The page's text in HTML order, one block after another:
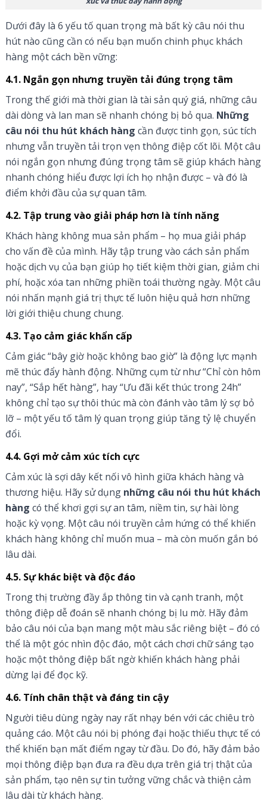
Dưới đây là 6 yếu tố quan trọng mà bất kỳ câu nói thu
hút nào cũng cần có nếu bạn muốn chinh phục khách
hàng một cách bền vững:
4.1. Ngắn gọn nhưng truyền tải đúng trọng tâm
Trong thế giới mà thời gian là tài sản quý giá, những câu
dài dòng và lan man sẽ nhanh chóng bị bỏ qua. Những
câu nói thu hút khách hàng cần được tinh gọn, súc tích
nhưng vẫn truyền tải trọn vẹn thông điệp cốt lõi. Một câu
nói ngắn gọn nhưng đúng trọng tâm sẽ giúp khách hàng
nhanh chóng hiểu được lợi ích họ nhận được – và đó là
điểm khởi đầu của sự quan tâm.
4.2. Tập trung vào giải pháp hơn là tính năng
Khách hàng không mua sản phẩm – họ mua giải pháp
cho vấn đề của mình. Hãy tập trung vào cách sản phẩm
hoặc dịch vụ của bạn giúp họ tiết kiệm thời gian, giảm chi
phí, hoặc xóa tan những phiền toái thường ngày. Một câu
nói nhấn mạnh giá trị thực tế luôn hiệu quả hơn những
lời giới thiệu chung chung.
4.3. Tạo cảm giác khẩn cấp
Cảm giác “bây giờ hoặc không bao giờ” là động lực mạnh
mẽ thúc đẩy hành động. Những cụm từ như “Chỉ còn hôm
nay”, “Sắp hết hàng”, hay “Ưu đãi kết thúc trong 24h”
không chỉ tạo sự thôi thúc mà còn đánh vào tâm lý sợ bỏ
lỡ – một yếu tố tâm lý quan trọng giúp tăng tỷ lệ chuyển
đổi.
4.4. Gợi mở cảm xúc tích cực
Cảm xúc là sợi dây kết nối vô hình giữa khách hàng và
thương hiệu. Hãy sử dụng những câu nói thu hút khách
hàng có thể khơi gợi sự an tâm, niềm tin, sự hài lòng
hoặc kỳ vọng. Một câu nói truyền cảm hứng có thể khiến
khách hàng không chỉ muốn mua – mà còn muốn gắn bó
lâu dài.
4.5. Sự khác biệt và độc đáo
Trong thị trường đầy ắp thông tin và cạnh tranh, một
thông điệp dễ đoán sẽ nhanh chóng bị lu mờ. Hãy đảm
bảo câu nói của bạn mang một màu sắc riêng biệt – đó có
thể là một góc nhìn độc đáo, một cách chơi chữ sáng tạo
hoặc một thông điệp bất ngờ khiến khách hàng phải
dừng lại để đọc kỹ.
4.6. Tính chân thật và đáng tin cậy
Người tiêu dùng ngày nay rất nhạy bén với các chiêu trò
quảng cáo. Một câu nói bị phóng đại hoặc thiếu thực tế có
thể khiến bạn mất điểm ngay từ đầu. Do đó, hãy đảm bảo
mọi thông điệp bạn đưa ra đều dựa trên giá trị thật của
sản phẩm, tạo nên sự tin tưởng vững chắc và thiện cảm
lâu dài từ khách hàng.